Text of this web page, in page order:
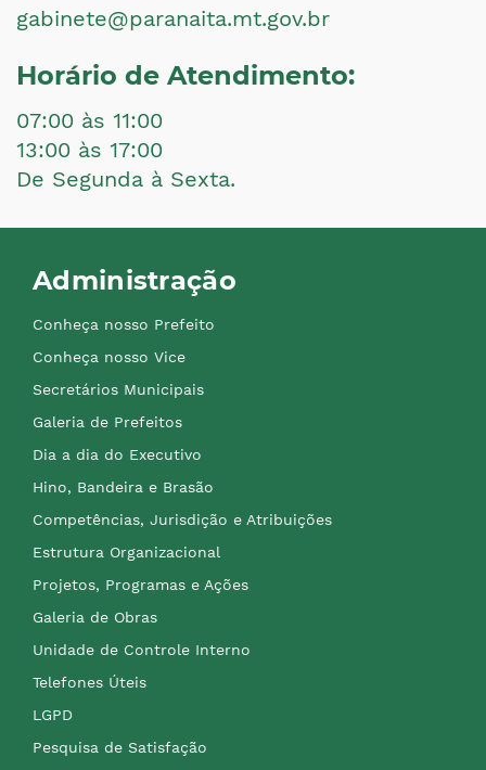
gabinete@paranaita.mt.gov.br
Horário de Atendimento:
07:00 às 11:00
13:00 às 17:00
De Segunda à Sexta.
Administração
Conheça nosso Prefeito
Conheça nosso Vice
Secretários Municipais
Galeria de Prefeitos
Dia a dia do Executivo
Hino, Bandeira e Brasão
Competências, Jurisdição e Atribuições
Estrutura Organizacional
Projetos, Programas e Ações
Galeria de Obras
Unidade de Controle Interno
Telefones Úteis
LGPD
Pesquisa de Satisfação